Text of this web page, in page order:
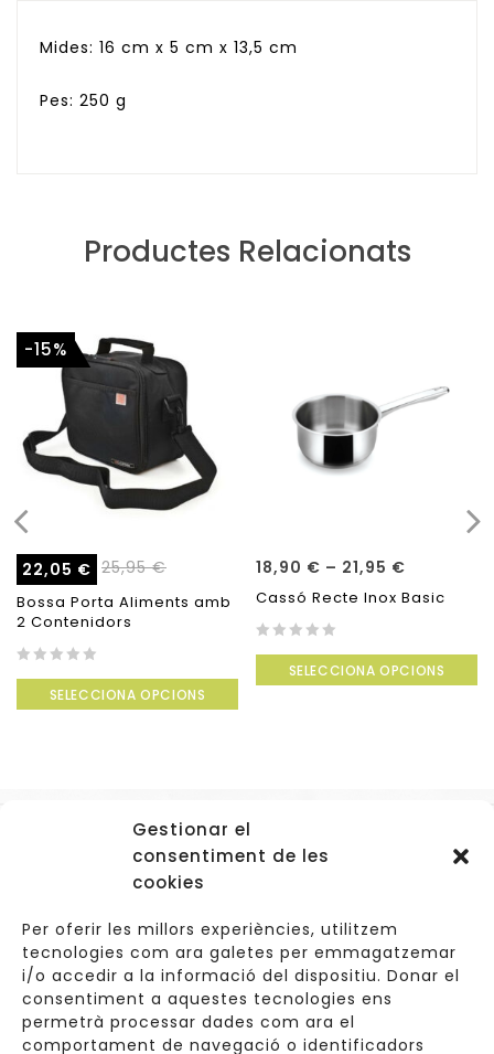
Gestionar el
consentiment de les
cookies
Per oferir les millors experiències, utilitzem
tecnologies com ara galetes per emmagatzemar
i/o accedir a la informació del dispositiu. Donar el
consentiment a aquestes tecnologies ens
permetrà processar dades com ara el
comportament de navegació o identificadors
Mides: 16 cm x 5 cm x 13,5 cm
Pes: 250 g
Productes Relacionats
-15%
25,95€
22,05 €
Bossa Porta Aliments amb
2 Contenidors
of
SELECCIONA OPCIONS
18,90 € – 21,95 €
Cassó Recte Inox Basic
of
SELECCIONA OPCIONS
Carrer de Valldoreix 45, 08172 Sant Cugat del Vallès